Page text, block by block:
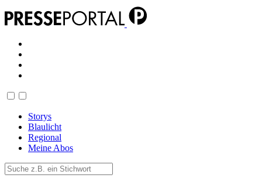
Storys
Blaulicht
Regional
Meine Abos